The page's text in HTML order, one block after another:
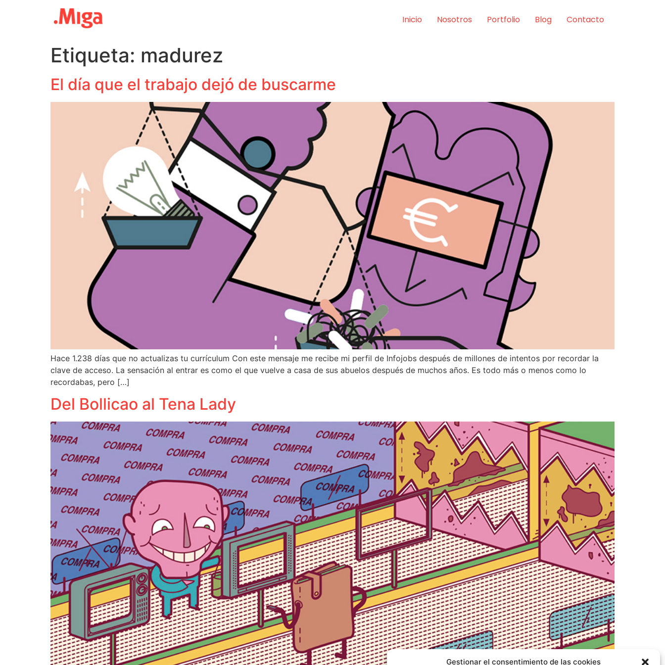
Gestionar el consentimiento de las cookies
Inicio Nosotros Portfolio Blog Contacto
Etiqueta: madurez
El día que el trabajo dejó de buscarme
Hace 1.238 días que no actualizas tu currículum Con este mensaje me recibe mi perfil de Infojobs después de millones de intentos por recordar la
clave de acceso. La sensación al entrar es como el que vuelve a casa de sus abuelos después de muchos años. Es todo más o menos como lo
recordabas, pero […]
Del Bollicao al Tena Lady